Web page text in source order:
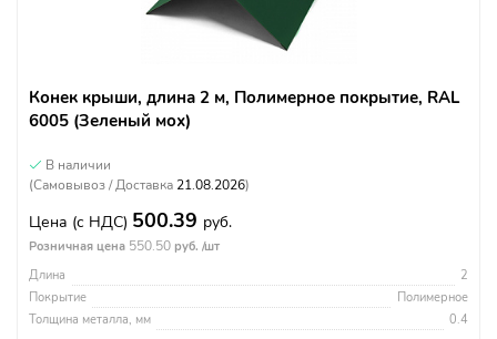
Конек крыши, длина 2 м, Полимерное покрытие, RAL
6005 (Зеленый мох)
В наличии
(Самовывоз / Доставка 21.08.2026)
Цена (с НДС) 500.39 руб.
Розничная цена 550.50 руб. /шт
Длина
2
Покрытие
Полимерное
Толщина металла, мм
0.4